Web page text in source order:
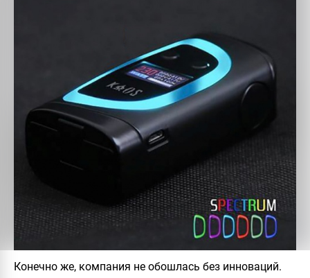
Конечно же, компания не обошлась без инноваций.